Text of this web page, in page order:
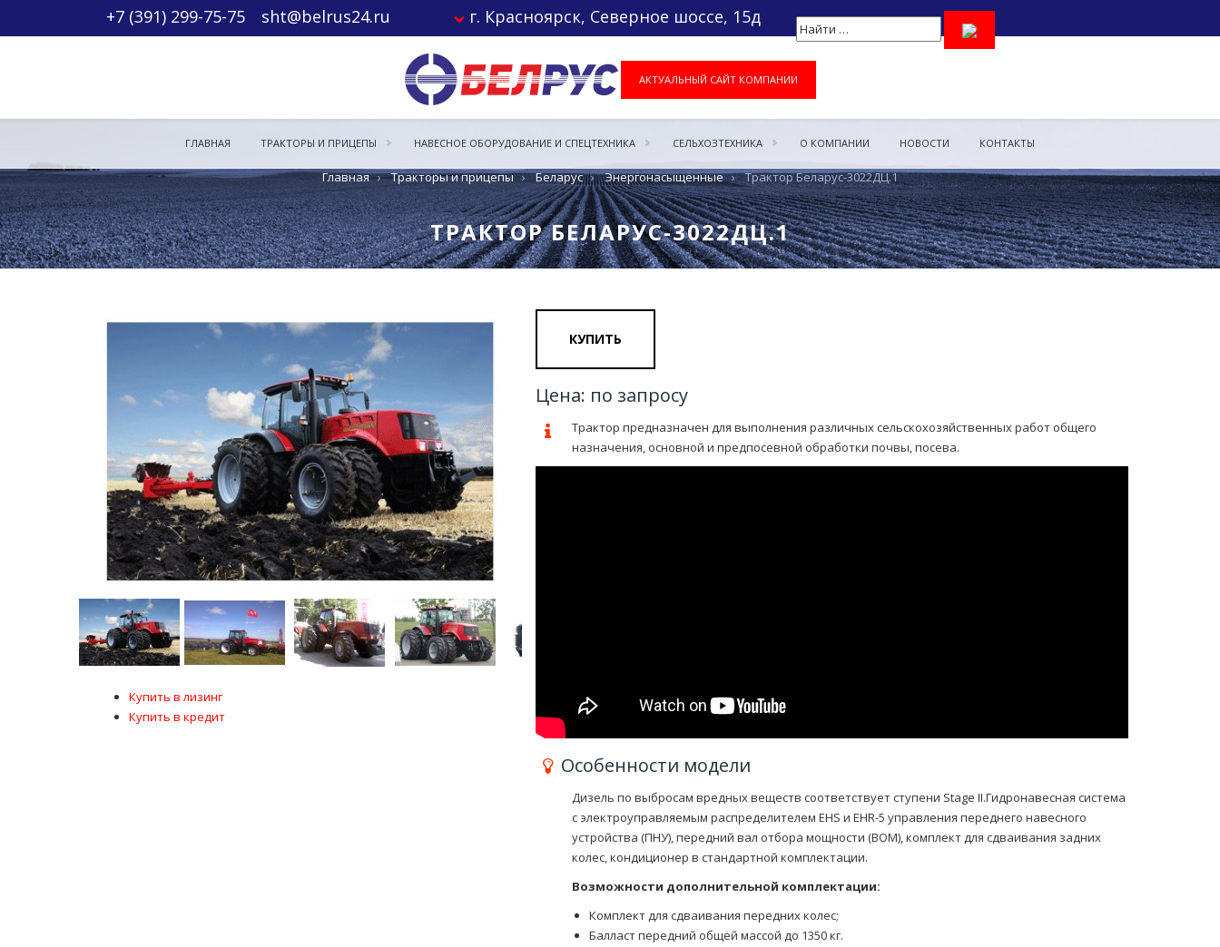
+7 (391) 299-75-75 sht@belrus24.ru г. Красноярск, Северное шоссе, 15д
АКТУАЛЬНЫЙ САЙТ КОМПАНИИ
ГЛАВНАЯ ТРАКТОРЫ И ПРИЦЕПЫ НАВЕСНОЕ ОБОРУДОВАНИЕ И СПЕЦТЕХНИКА СЕЛЬХОЗТЕХНИКА О КОМПАНИИ НОВОСТИ КОНТАКТЫ
Главная › Тракторы и прицепы › Беларус › Энергонасыщенные › Трактор Беларус-3022ДЦ.1
ТРАКТОР БЕЛАРУС-3022ДЦ.1
Купить в лизинг
Купить в кредит
КУПИТЬ
Цена: по запросу
Трактор предназначен для выполнения различных сельскохозяйственных работ общего
назначения, основной и предпосевной обработки почвы, посева.
Особенности модели
Дизель по выбросам вредных веществ соответствует ступени Stage II.Гидронавесная система
с электроуправляемым распределителем EHS и EHR-5 управления переднего навесного
устройства (ПНУ), передний вал отбора мощности (ВОМ), комплект для сдваивания задних
колес, кондиционер в стандартной комплектации.
Возможности дополнительной комплектации:
Комплект для сдваивания передних колес;
Балласт передний общей массой до 1350 кг.